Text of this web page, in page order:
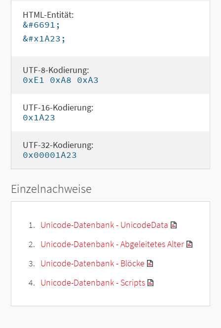
HTML-Entität:
&#6691;
&#x1A23;
UTF-8-Kodierung:
0xE1 0xA8 0xA3
UTF-16-Kodierung:
0x1A23
UTF-32-Kodierung:
0x00001A23
Einzelnachweise
Unicode-Datenbank - UnicodeData
Unicode-Datenbank - Abgeleitetes Alter
Unicode-Datenbank - Blöcke
Unicode-Datenbank - Scripts